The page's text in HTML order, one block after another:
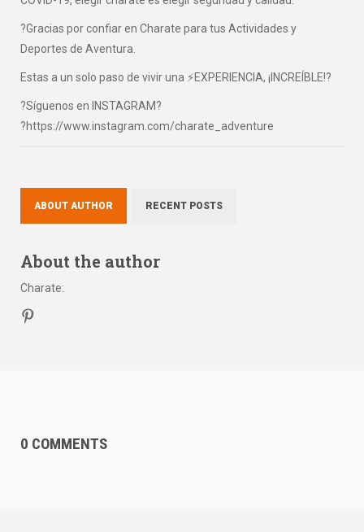
?Gracias por confiar en Charate para tus Actividades y
Deportes de Aventura.
Estas a un solo paso de vivir una ⚡EXPERIENCIA, ¡INCREÍBLE!?
?Síguenos en INSTAGRAM?
?https://www.instagram.com/charate_adventure
ABOUT AUTHOR RECENT POSTS
About the author
Charate:
0 COMMENTS